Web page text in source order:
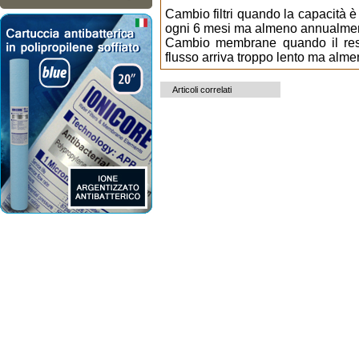
Cambio filtri quando la capacità
ogni 6 mesi ma almeno
Cambio membrane quando il
flusso arriva troppo lento ma
Articoli correlati